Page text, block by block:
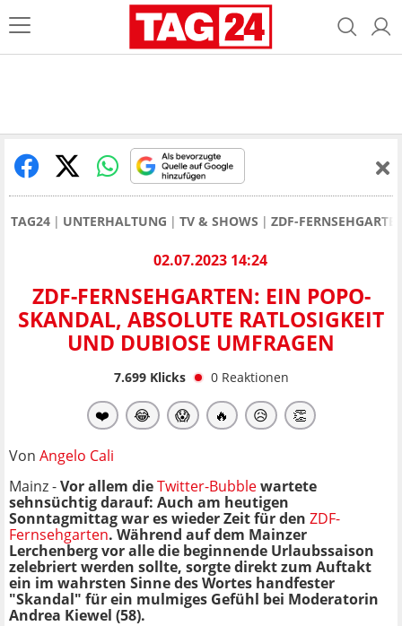
TAG24 UNTERHALTUNG TV & SHOWS ZDF-
02.07.2023 14:24
ZDF-FERNSEHGARTEN: EIN POPO-
SKANDAL, ABSOLUTE RATLOSIGKEIT
UND DUBIOSE UMFRAGEN
7.699Klicks 0 Reaktionen
❤️ 😂 😱 🔥 😥 👏
Von Angelo Cali
Mainz -Vor allem dieTwitter-Bubblewartete
sehnsüchtig darauf: Auch am heutigen
Sonntagmittag war es wieder Zeit für den ZDF-
Fernsehgarten. Während auf dem Mainzer
Lerchenberg vor alle die beginnende Urlaubssaison
zelebriert werden sollte, sorgte direkt zum Auftakt
ein im wahrsten Sinne des Wortes handfester
"Skandal" für ein mulmiges Gefühl bei Moderatorin
Andrea Kiewel (58).